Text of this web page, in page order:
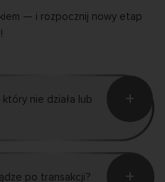
— i rozpocznij nowy etap
nie działa lub
+
po transakcji? +